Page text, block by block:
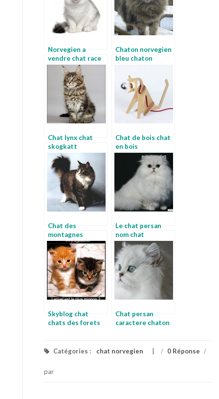
Norvegien a
vendre chat race
norvegien
Chaton norvegien
bleu chaton
Chat lynx chat
skogkatt
Chat de bois chat
en bois
Chat des
montagnes
norvegiennes
chaton norvegien
gris
Le chat persan
nom chat
Skyblog chat
chats des forets
Chat persan
caractere chaton
Catégories :
chat norvegien / 0 Réponse /
par